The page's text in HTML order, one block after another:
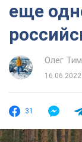
еще
Олег
31